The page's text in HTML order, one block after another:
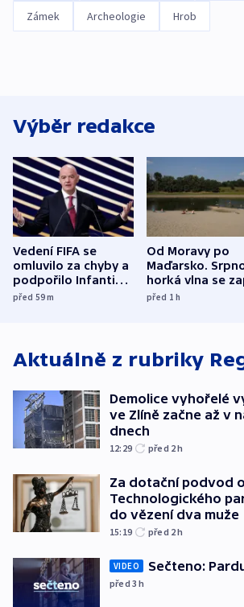
Zámek Archeologie Hrob
Výběr redakce
Vedení FIFA se
omluvilo za chyby a
podpořilo Infantina.
UEFA trvá na
před 59m
Od Moravy po
Maďarsko.
horká vlna se
do dějin
před 1h
Aktuálně z rubriky
Demolice vyhořelé
ve Zlíně začne až v
dnech
12:29 před 2h
Za dotační podvod
Technologického
do vězení dva muže
15:19 před 2h
VIDEO Sečteno:
před 3h